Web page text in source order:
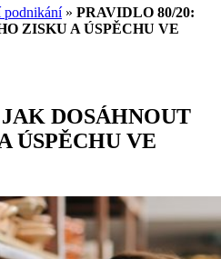
podnikání» PRAVIDLO 80/20:
ZISKU A ÚSPĚCHU VE
DOSÁHNOUT
ÚSPĚCHU VE